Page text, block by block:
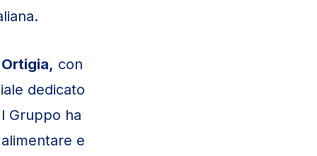
con
dedicato
Gruppo ha
e